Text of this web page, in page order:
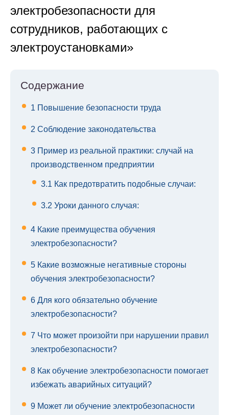
электробезопасности для
сотрудников, работающих с
электроустановками»
Содержание
1 Повышение безопасности труда
2 Соблюдение законодательства
3 Пример из реальной практики: случай на
производственном предприятии
3.1 Как предотвратить подобные случаи:
3.2 Уроки данного случая:
4 Какие преимущества обучения
электробезопасности?
5 Какие возможные негативные стороны
обучения электробезопасности?
6 Для кого обязательно обучение
электробезопасности?
7 Что может произойти при нарушении правил
электробезопасности?
8 Как обучение электробезопасности помогает
избежать аварийных ситуаций?
9 Может ли обучение электробезопасности